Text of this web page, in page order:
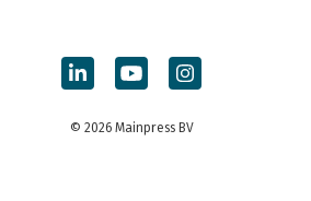
© 2026 Mainpress BV